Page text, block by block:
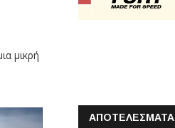
μικρή
ΑΠΟΤΕΛΕΣΜΑΤΑ